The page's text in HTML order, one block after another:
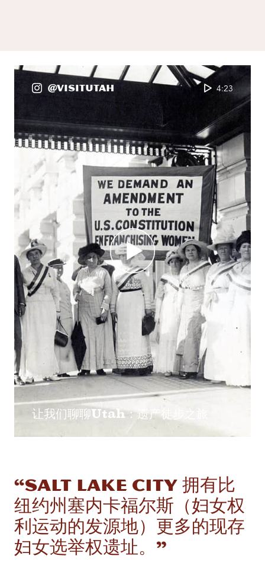
@VisitUtah 4:23
让我们聊聊Utah：遗产徒步之旅
“Salt Lake City 拥有比
纽约州塞内卡福尔斯（妇女权
利运动的发源地）更多的现存
妇女选举权遗址。”